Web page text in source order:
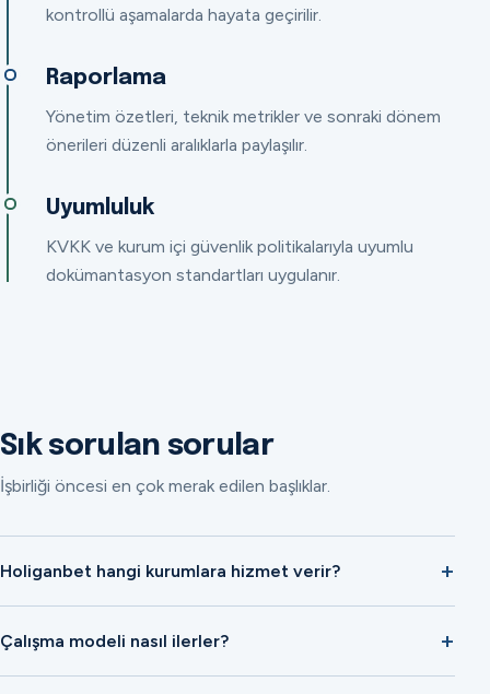
kontrollü aşamalarda hayata geçirilir.
Raporlama
Yönetim özetleri, teknik metrikler ve sonraki dönem
önerileri düzenli aralıklarla paylaşılır.
Uyumluluk
KVKK ve kurum içi güvenlik politikalarıyla uyumlu
dokümantasyon standartları uygulanır.
Sık sorulan sorular
İşbirliği öncesi en çok merak edilen başlıklar.
Holiganbet hangi kurumlara hizmet verir?
Çalışma modeli nasıl ilerler?